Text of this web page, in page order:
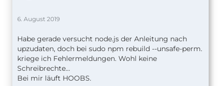
6. August 2019
Habe gerade versucht node.js der Anleitung nach
upzudaten, doch bei sudo npm rebuild --unsafe-perm.
kriege ich Fehlermeldungen. Wohl keine
Schreibrechte...
Bei mir läuft HOOBS.